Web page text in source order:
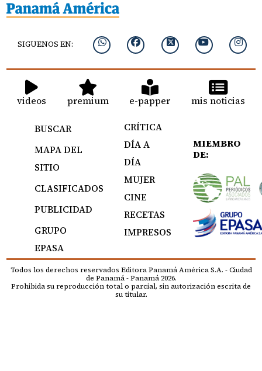
SIGUENOS EN:
videos premium e-papper mis noticias
BUSCAR
MAPA DEL
SITIO
CLASIFICADOS
PUBLICIDAD
GRUPO
EPASA
CRÍTICA
DÍA A
DÍA
MUJER
CINE
RECETAS
IMPRESOS
MIEMBRO
DE:
Todos los derechos reservados Editora Panamá América S.A. - Ciudad
de Panamá - Panamá 2026.
Prohibida su reproducción total o parcial, sin autorización escrita de
su titular.